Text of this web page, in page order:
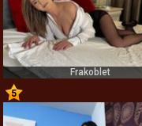
Frakoblet
5